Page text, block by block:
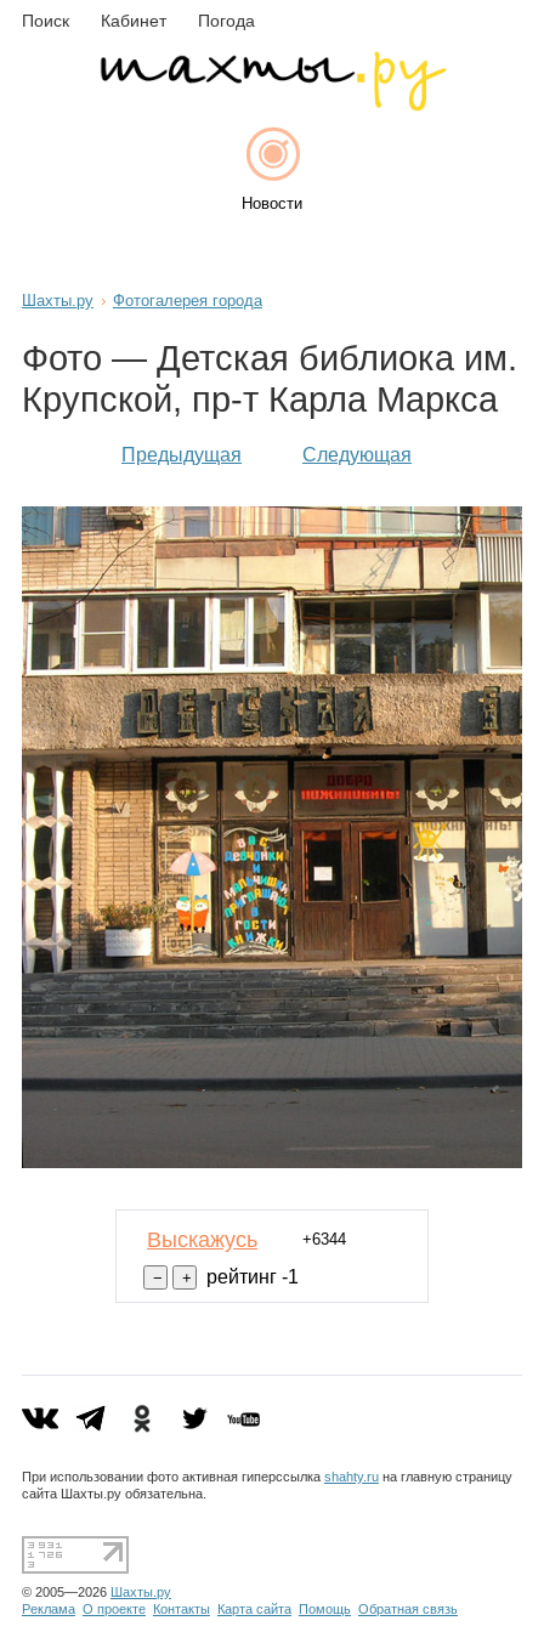
Поиск Кабинет Погода
Новости
Каталог
Инфо
Гороскоп
Карты
Фотогалерея
Шахты.ру Фотогалерея города
Фото — Детская библиока им.
Крупской, пр-т Карла Маркса
Предыдущая Следующая
Выскажусь +6344
рейтинг -1
При использовании фото активная гиперссылка shahty.ruна главную страницу
сайта Шахты.ру обязательна.
© 2005—2026 Шахты.ру
Реклама О проекте Контакты Карта сайта Помощь Обратная связь